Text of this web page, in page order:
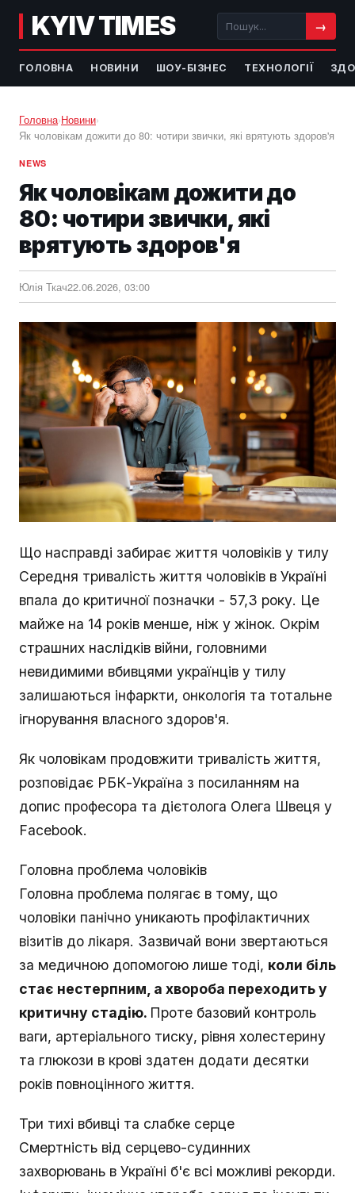
KYIV TIMES →
ГОЛОВНА НОВИНИ ШОУ-БІЗНЕС ТЕХНОЛОГІЇ
Головна›Новини›
Як чоловікам дожити до 80: чотири звички, які врятують здоров'я
NEWS
Як чоловікам дожити до
80: чотири звички, які
врятують здоров'я
Юлія Ткач22.06.2026, 03:00
Що насправді забирає життя чоловіків у тилу
Середня тривалість життя чоловіків в Україні
впала до критичної позначки - 57,3 року. Це
майже на 14 років менше, ніж у жінок. Окрім
страшних наслідків війни, головними
невидимими вбивцями українців у тилу
залишаються інфаркти, онкологія та тотальне
ігнорування власного здоров'я.
Як чоловікам продовжити тривалість життя,
розповідає РБК-Україна з посиланням на
допис професора та дієтолога Олега Швеця у
Facebook.
Головна проблема чоловіків
Головна проблема полягає в тому, що
чоловіки панічно уникають профілактичних
візитів до лікаря. Зазвичай вони звертаються
за медичною допомогою лише тоді, коли біль
стає нестерпним, а хвороба переходить у
критичну стадію. Проте базовий контроль
ваги, артеріального тиску, рівня холестерину
та глюкози в крові здатен додати десятки
років повноцінного життя.
Три тихі вбивці та слабке серце
Смертність від серцево-судинних
захворювань в Україні б'є всі можливі рекорди.